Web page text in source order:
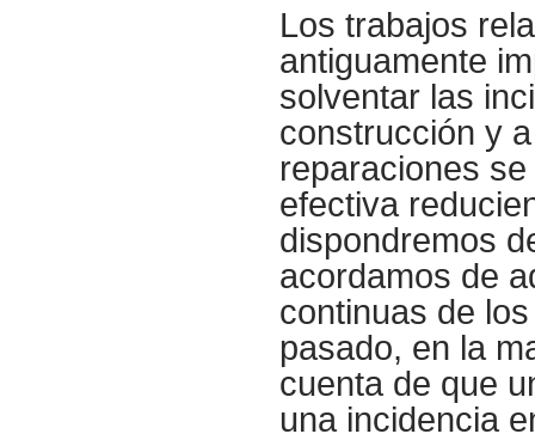
Los trabajos
antiguamente
solventar las
construcción y
reparaciones
efectiva
dispondremos
acordamos de
continuas de
pasado, en la
cuenta de que
una incidencia